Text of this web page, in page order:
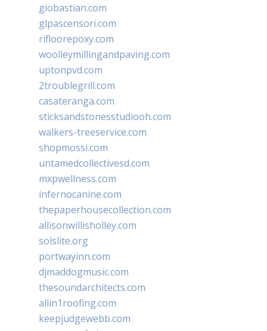
giobastian.com
glpascensori.com
rifloorepoxy.com
woolleymillingandpaving.com
uptonpvd.com
2troublegrill.com
casateranga.com
sticksandstonesstudiooh.com
walkers-treeservice.com
shopmossi.com
untamedcollectivesd.com
mxpwellness.com
infernocanine.com
thepaperhousecollection.com
allisonwillisholley.com
solslite.org
portwayinn.com
djmaddogmusic.com
thesoundarchitects.com
allin1roofing.com
keepjudgewebb.com